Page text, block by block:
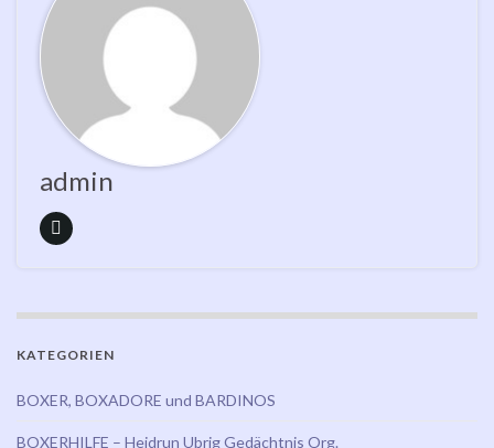
admin
KATEGORIEN
BOXER, BOXADORE und BARDINOS
BOXERHILFE – Heidrun Ubrig Gedächtnis Org.